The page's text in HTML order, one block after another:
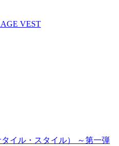
VEST
タイル・スタイル） ～第一弾